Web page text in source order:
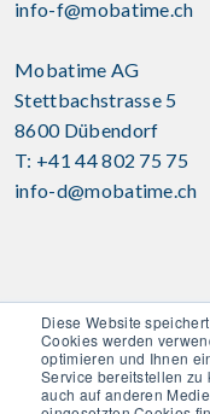
Diese Website
Cookies werden
optimieren und Ihnen
Service bereitstellen zu
auch auf anderen
info-f@mobatime.ch
Mobatime AG
Stettbachstrasse 5
8600 Dübendorf
T: +41 44 802 75 75
info-d@mobatime.ch
Disclaimer | CG |